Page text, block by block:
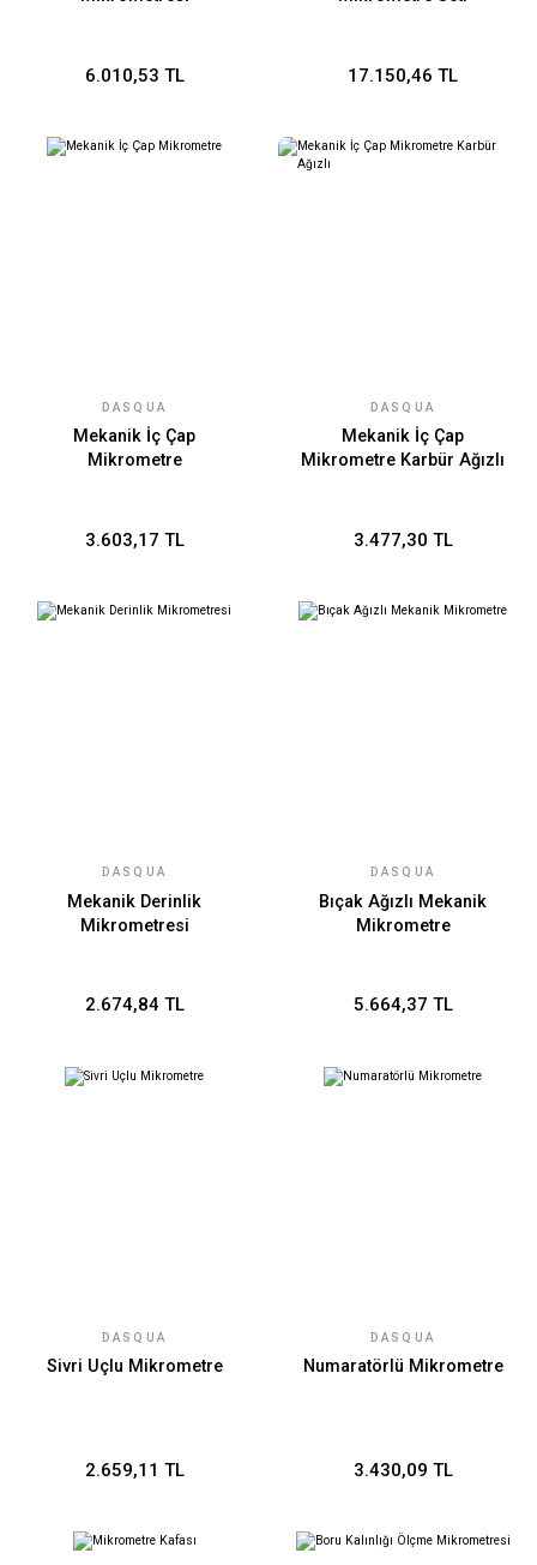
6.010,53 TL 17.150,46 TL
DASQUA
Mekanik İç Çap
Mikrometre
3.603,17 TL
DASQUA
Mekanik İç Çap
Mikrometre Karbür Ağızlı
3.477,30 TL
DASQUA
Mekanik Derinlik
Mikrometresi
2.674,84 TL
DASQUA
Bıçak Ağızlı Mekanik
Mikrometre
5.664,37 TL
DASQUA
Sivri Uçlu Mikrometre
2.659,11 TL
DASQUA
Numaratörlü Mikrometre
3.430,09 TL